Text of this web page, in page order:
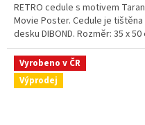
RETRO cedule s motivem
Movie Poster. Cedule je
desku DIBOND. Rozměr: 35 x 50
Vyrobeno v ČR
Výprodej